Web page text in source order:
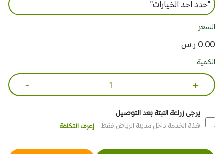
السعر
0.00 ر.س
الكمية
+
-
يرجى زراعة النبتة بعد التوصيل
هذة الخدمة داخل مدينة الرياض فقط إعرف التكلفة